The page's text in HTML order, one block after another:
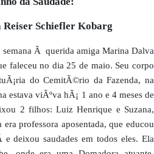
Schiefler Kobarg
semana Ã querida amiga Marina Dalva
faleceu no dia 25 de maio. Seu corpo
do CemitÃ©rio da Fazenda, na
estava viÃºva hÃ¡ 1 ano e 4 meses de
2 filhos: Luiz Henrique e Suzana,
professora aposentada, que educou
deixou saudades em todos eles. Ela